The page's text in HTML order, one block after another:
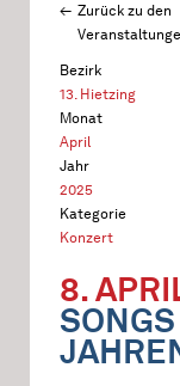
Zurück zu den
Bezirk
13. Hietzing
Monat
April
Jahr
2025
Kategorie
Konzert
8.